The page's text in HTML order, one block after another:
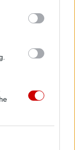
na świecie.
temu
eKAI.pl za
naszą